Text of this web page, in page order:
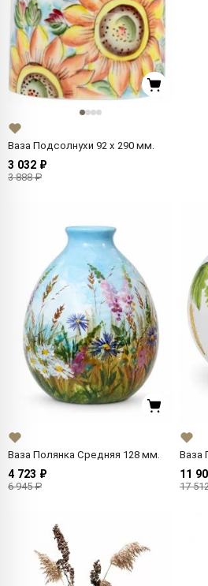
Ваза Подсолнухи 92 x 290 мм.
3 032 ₽
3 888 ₽
Ваза Полянка Средняя 128 мм.
4 723 ₽
6 945 ₽
Ваза
11
17